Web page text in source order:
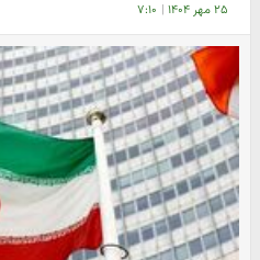
۲۵ مهر ۱۴۰۴ | ۷:۱۰